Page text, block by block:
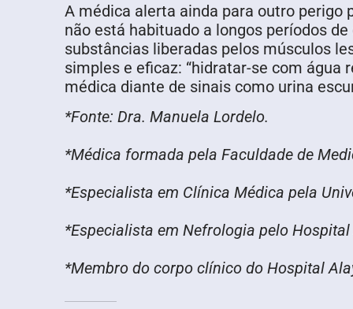
A médica alerta ainda para outro perigo
não está habituado a longos períodos
substâncias liberadas pelos músculos
simples e eficaz: “hidratar-se com
médica diante de sinais como urina
*Fonte: Dra. Manuela Lordelo.
*Médica formada pela Faculdade de
*Especialista em Clínica Médica pela
*Especialista em Nefrologia pelo
*Membro do corpo clínico do Hospital